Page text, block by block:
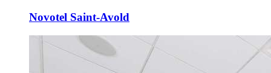
Novotel Saint-Avold